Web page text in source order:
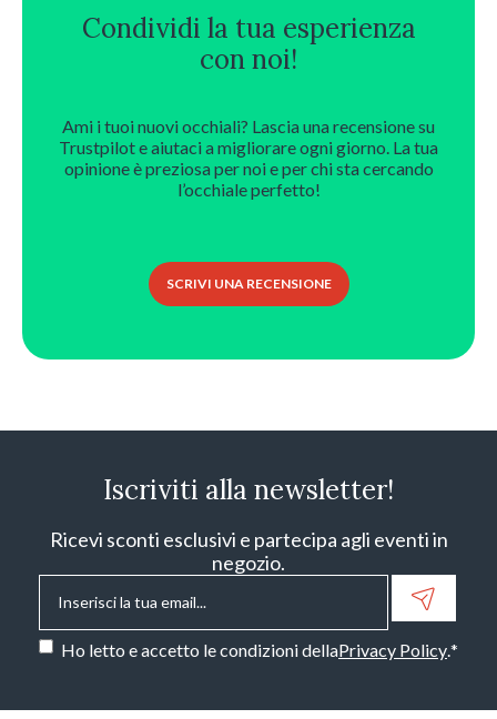
Condividi la tua esperienza
con noi!
Ami i tuoi nuovi occhiali? Lascia una recensione su
Trustpilot e aiutaci a migliorare ogni giorno. La tua
opinione è preziosa per noi e per chi sta cercando
l’occhiale perfetto!
SCRIVI UNA RECENSIONE
Iscriviti alla newsletter!
Ricevi sconti esclusivi e partecipa agli eventi in
negozio.
Email*
Consenso*
Ho letto e accetto le condizioni dellaPrivacy Policy.*